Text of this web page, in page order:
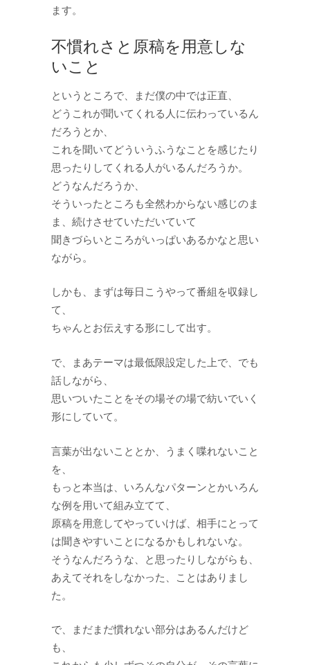
ます。
不慣れさと原稿を用意しな
いこと
というところで、まだ僕の中では正直、
どうこれが聞いてくれる人に伝わっているん
だろうとか、
これを聞いてどういうふうなことを感じたり
思ったりしてくれる人がいるんだろうか。
どうなんだろうか、
そういったところも全然わからない感じのま
ま、続けさせていただいていて
聞きづらいところがいっぱいあるかなと思い
ながら。
しかも、まずは毎日こうやって番組を収録し
て、
ちゃんとお伝えする形にして出す。
で、まあテーマは最低限設定した上で、でも
話しながら、
思いついたことをその場その場で紡いでいく
形にしていて。
言葉が出ないこととか、うまく喋れないこと
を、
もっと本当は、いろんなパターンとかいろん
な例を用いて組み立てて、
原稿を用意してやっていけば、相手にとって
は聞きやすいことになるかもしれないな。
そうなんだろうな、と思ったりしながらも、
あえてそれをしなかった、ことはありまし
た。
で、まだまだ慣れない部分はあるんだけど
も、